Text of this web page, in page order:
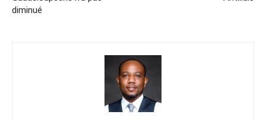
diminué